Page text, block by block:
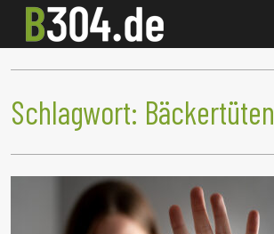
Schlagwort: Bäckertüten